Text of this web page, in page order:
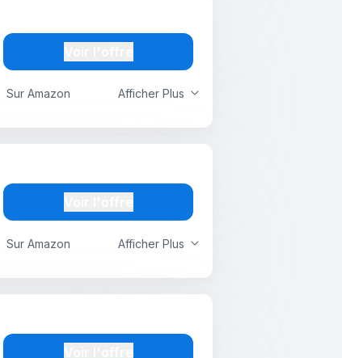
Afficher Plus
Sur Amazon
Afficher Plus
Sur Amazon